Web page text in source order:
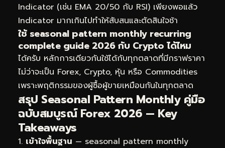
Indicator (เช่น EMA 20/50 กับ RSI) เพียงพอแล้ว
Indicator มากเกินไปทำให้สับสนและตัดสินใจช้า
ใช้ seasonal pattern monthly recurring
complete guide 2026 กับ Crypto ได้ไหม
ได้ครับ หลักการเดียวกันใช้ได้กับทุกตลาดที่มีกราฟราคา
ไม่ว่าจะเป็น Forex, Crypto, หุ้น หรือ Commodities
เพราะพฤติกรรมของผู้ซื้อผู้ขายเหมือนกันในทุกตลาด
สรุป Seasonal Pattern Monthly คู่มือ
ฉบับสมบูรณ์ Forex 2026 — Key
Takeaways
เข้าใจพื้นฐาน — seasonal pattern monthly